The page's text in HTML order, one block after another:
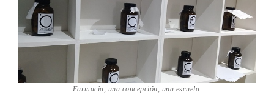
Farmacia, una concepción, una escuela.